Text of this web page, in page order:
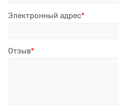
Электронный адрес
Отзыв